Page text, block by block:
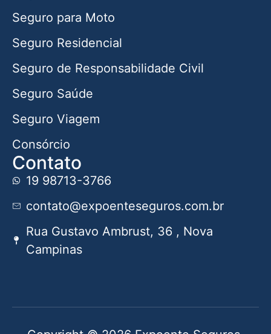
Seguro para Moto
Seguro Residencial
Seguro de Responsabilidade Civil
Seguro Saúde
Seguro Viagem
Consórcio
Contato
19 98713-3766
contato@expoenteseguros.com.br
Rua Gustavo Ambrust, 36 , Nova
Campinas